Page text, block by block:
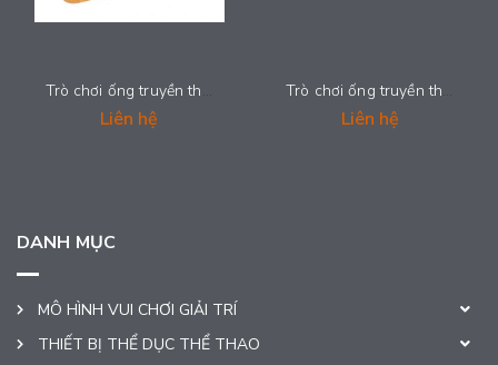
Trò chơi ống truyền thanh - 2024-MUSIC-113
Liên hệ
Trò chơi ống truyền thanh - 2024-MUSIC-112
Liên hệ
DANH MỤC
MÔ HÌNH VUI CHƠI GIẢI TRÍ
THIẾT BỊ THỂ DỤC THỂ THAO